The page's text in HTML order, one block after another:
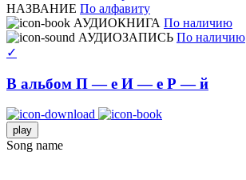
НАЗВАНИЕ По алфавиту
АУДИОКНИГА По наличию
АУДИОЗАПИСЬ По наличию
✓
В альбом П — е И — е Р — й
play
Song name